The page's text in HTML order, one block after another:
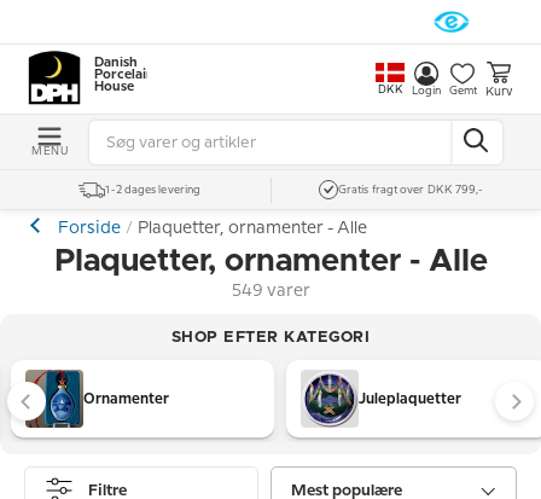
Danish
Porcelain
House
DKK Login Gemt Kurv
MENU
1-2 dages levering Gratis fragt over DKK 799,-
Forside Plaquetter, ornamenter - Alle
Plaquetter, ornamenter - Alle
549 varer
SHOP EFTER KATEGORI
Ornamenter Juleplaquetter
Filtre Mest populære